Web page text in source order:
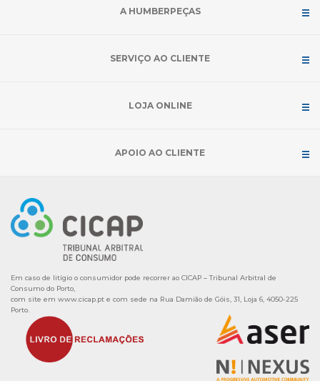
A HUMBERPEÇAS
SERVIÇO AO CLIENTE
LOJA ONLINE
APOIO AO CLIENTE
Em caso de litígio o consumidor pode recorrer ao CICAP – Tribunal Arbitral de
Consumo do Porto,
com site em www.cicap.pt e com sede na Rua Damião de Góis, 31, Loja 6, 4050-225
Porto.